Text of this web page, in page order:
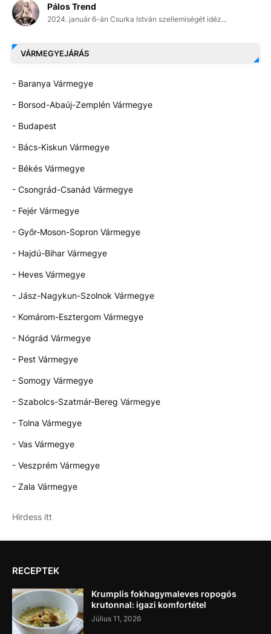
Pálos Trend
2024. január 6-án Csurka István szellemiségét idéz...
VÁRMEGYEJÁRÁS
- Baranya Vármegye
- Borsod-Abaúj-Zemplén Vármegye
- Budapest
- Bács-Kiskun Vármegye
- Békés Vármegye
- Csongrád-Csanád Vármegye
- Fejér Vármegye
- Győr-Moson-Sopron Vármegye
- Hajdú-Bihar Vármegye
- Heves Vármegye
- Jász-Nagykun-Szolnok Vármegye
- Komárom-Esztergom Vármegye
- Nógrád Vármegye
- Pest Vármegye
- Somogy Vármegye
- Szabolcs-Szatmár-Bereg Vármegye
- Tolna Vármegye
- Vas Vármegye
- Veszprém Vármegye
- Zala Vármegye
Hirdess itt
RECEPTEK
Krumplis fokhagymaleves ropogós
krutonnal: igazi komfortétel
Július 11, 2026